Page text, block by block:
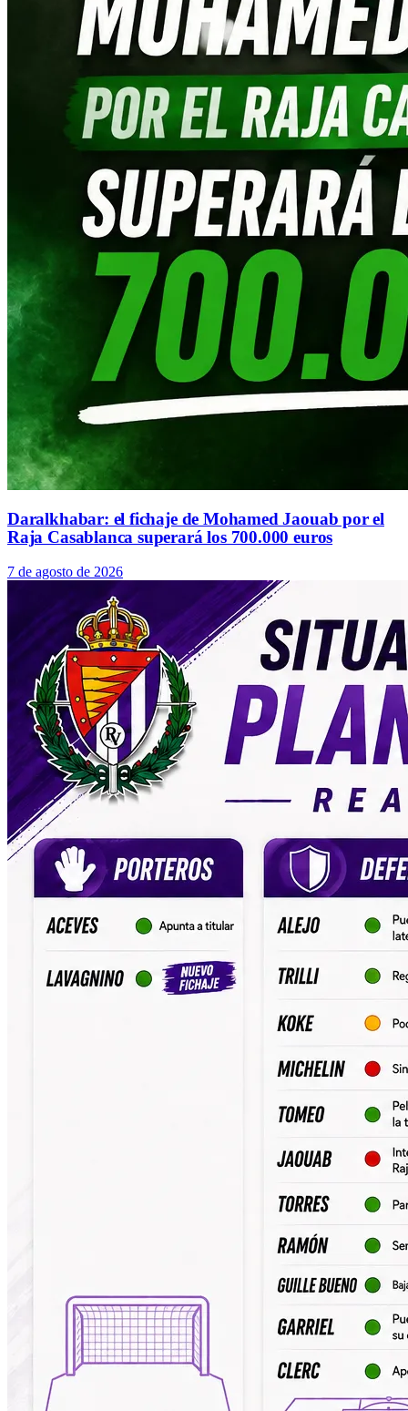
Daralkhabar: el fichaje de Mohamed Jaouab por el
Raja Casablanca superará los 700.000 euros
7 de agosto de 2026